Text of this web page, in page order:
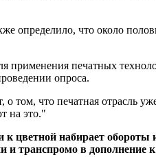
определило, что около
применения печатных
опроса.
том, что печатная отрасль
на это."
к цветной набирает обороты
и транспромо в